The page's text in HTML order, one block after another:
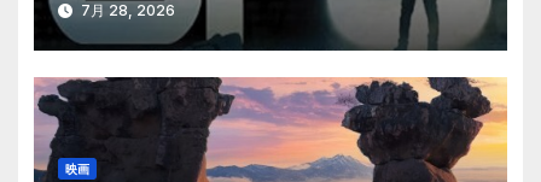
ン7月 28, 2026
映画